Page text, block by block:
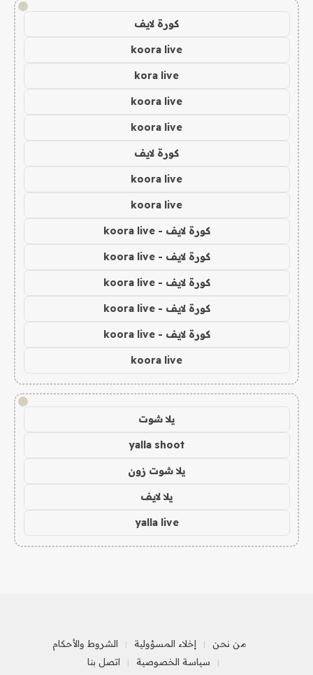
!
كورة لايف
koora live
kora live
koora live
koora live
كورة لايف
koora live
koora live
كورة لايف - koora live
كورة لايف - koora live
كورة لايف - koora live
كورة لايف - koora live
كورة لايف - koora live
koora live
!
يلا شوت
yalla shoot
يلا شوت زون
يلا لايف
yalla live
من نحن إخلاء المسؤولية
الشروط والأحكام
سياسة الخصوصية
اتصل بنا